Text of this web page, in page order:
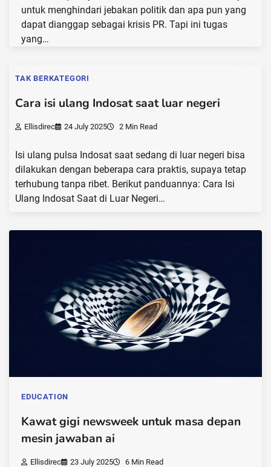
untuk menghindari jebakan politik dan apa pun yang
dapat dianggap sebagai krisis PR. Tapi ini tugas
yang…
TAK BERKATEGORI
Cara isi ulang Indosat saat luar negeri
Ellisdirec 24 July 2025 2 Min Read
Isi ulang pulsa Indosat saat sedang di luar negeri bisa
dilakukan dengan beberapa cara praktis, supaya tetap
terhubung tanpa ribet. Berikut panduannya: Cara Isi
Ulang Indosat Saat di Luar Negeri…
EDUCATION
Kawat gigi newsweek untuk masa depan
mesin jawaban ai
Ellisdirec 23 July 2025 6 Min Read